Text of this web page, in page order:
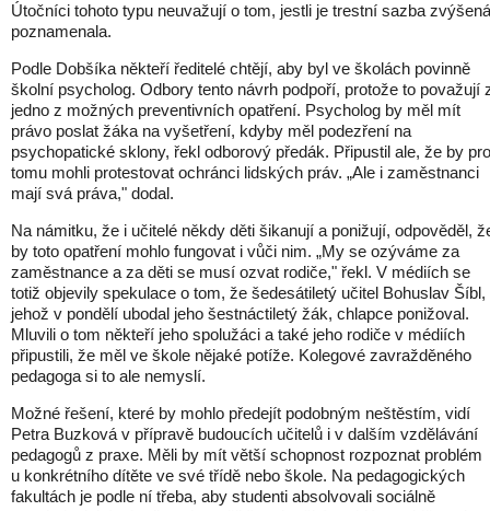
Útočníci tohoto typu neuvažují o tom, jestli je trestní sazba
poznamenala.
Podle Dobšíka někteří ředitelé chtějí, aby byl ve školách povinně
školní psycholog. Odbory tento návrh podpoří, protože to považují
jedno z možných preventivních opatření. Psycholog by měl mít
právo poslat žáka na vyšetření, kdyby měl podezření na
psychopatické sklony, řekl odborový předák. Připustil ale, že by
tomu mohli protestovat ochránci lidských práv. „Ale i zaměstnanci
mají svá práva," dodal.
Na námitku, že i učitelé někdy děti šikanují a ponižují, odpověděl,
by toto opatření mohlo fungovat i vůči nim. „My se ozýváme za
zaměstnance a za děti se musí ozvat rodiče," řekl. V médiích se
totiž objevily spekulace o tom, že šedesátiletý učitel Bohuslav Šíbl,
jehož v pondělí ubodal jeho šestnáctiletý žák, chlapce ponižoval.
Mluvili o tom někteří jeho spolužáci a také jeho rodiče v médiích
připustili, že měl ve škole nějaké potíže. Kolegové zavražděného
pedagoga si to ale nemyslí.
Možné řešení, které by mohlo předejít podobným neštěstím, vidí
Petra Buzková v přípravě budoucích učitelů i v dalším vzdělávání
pedagogů z praxe. Měli by mít větší schopnost rozpoznat problém
u konkrétního dítěte ve své třídě nebo škole. Na pedagogických
fakultách je podle ní třeba, aby studenti absolvovali sociálně